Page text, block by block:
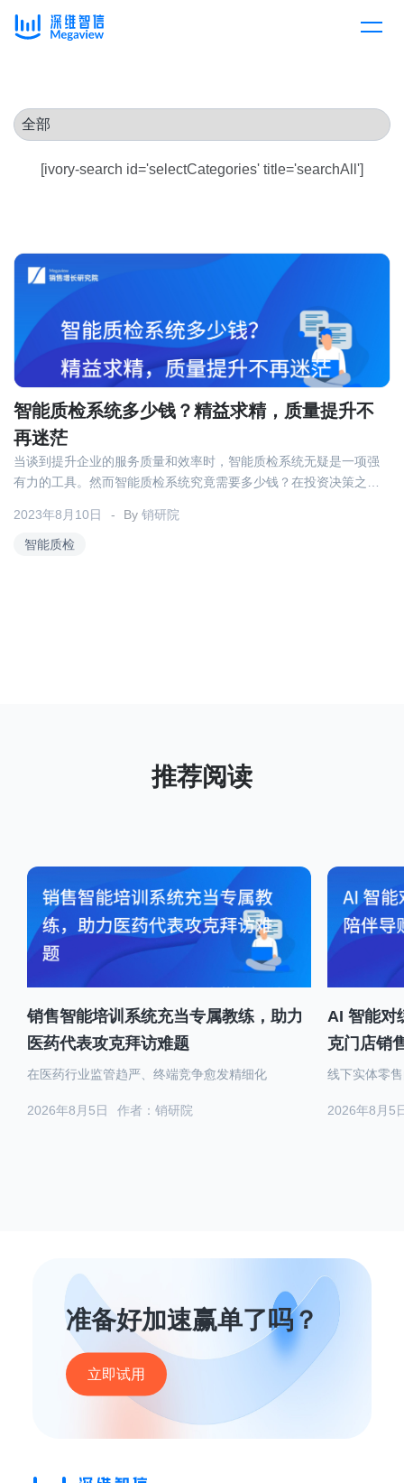
解决方案
消费医疗
教育
汽车
房地产
金融
按角色
定价
资源中心
资源中心
全部
销售会话智能
关于我们
预约演示
content
[ivory-search id='selectCategories' title='searchAll']
智能质检
智能质检系统多少钱？精益求精，质量提升不
再迷茫
2023年8月10日 By 销研院
当谈到提升企业的服务质量和效率时，智能质检系统无疑是一项强
有力的工具。然而智能质检系统究竟需要多少钱？在投资决策之
限度地精益求精。
销售智能培训系统充当专属教练，助力
医药代表攻克拜访难题
作者：销研院
2026年8月5日
在医药行业监管趋严、终端竞争愈发精细化
AI 智能对
克门店销
2026年8月5
线下实体零
准备好加速赢单了吗？
立即试用